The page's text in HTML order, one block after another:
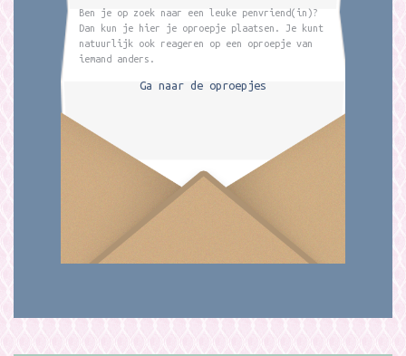
Ben je op zoek naar een leuke penvriend(in)?
Dan kun je hier je oproepje plaatsen. Je kunt
natuurlijk ook reageren op een oproepje van
iemand anders.
Ga naar de oproepjes